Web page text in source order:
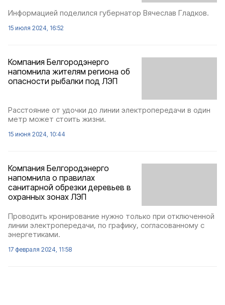
Информацией поделился губернатор Вячеслав Гладков.
15 июля 2024, 16:52
Компания Белгородэнерго
напомнила жителям региона об
опасности рыбалки под ЛЭП
Расстояние от удочки до линии электропередачи в один
метр может стоить жизни.
15 июня 2024, 10:44
Компания Белгородэнерго
напомнила о правилах
санитарной обрезки деревьев в
охранных зонах ЛЭП
Проводить кронирование нужно только при отключенной
линии электропередачи, по графику, согласованному с
энергетиками.
17 февраля 2024, 11:58